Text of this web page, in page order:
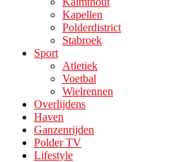
Kapellen
Polderdistrict
Stabroek
Sport
Atletiek
Voetbal
Wielrennen
Overlijdens
Haven
Ganzenrijden
Polder TV
Lifestyle